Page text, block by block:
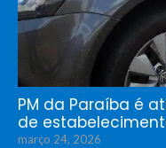
PM da Paraíba é
de
março 24, 2026